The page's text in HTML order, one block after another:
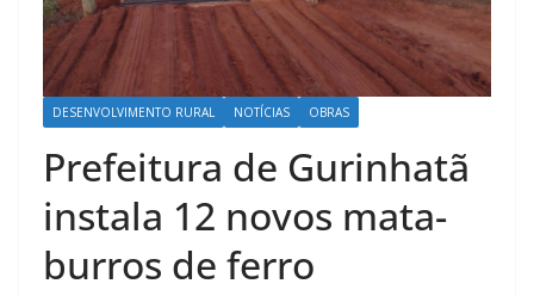
DESENVOLVIMENTO RURAL NOTÍCIAS OBRAS
Prefeitura de Gurinhatã
instala 12 novos mata-
burros de ferro